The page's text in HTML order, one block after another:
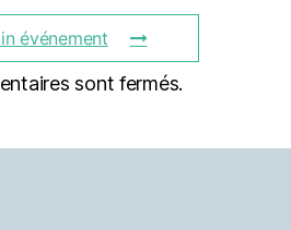
événement
sont fermés.